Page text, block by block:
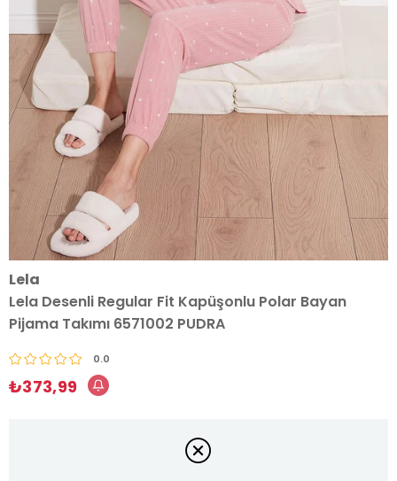
Lela
Lela Desenli Regular Fit Kapüşonlu Polar Bayan
Pijama Takımı 6571002 PUDRA
0.0
₺373,99